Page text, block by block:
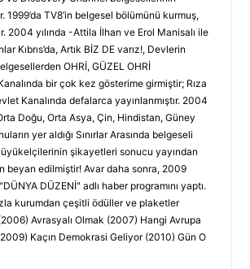
TV8’in belgesel bölümünü kurmuş,
2004 yılında -Attila İlhan ve Erol Manisalı ile
Kıbrıs’da, Artık BİZ DE varız!, Devlerin
OHRİ, GÜZEL OHRİ
bir çok kez gösterime girmiştir; Rıza
Kanalında defalarca yayınlanmıştır. 2004
Doğu, Orta Asya, Çin, Hindistan, Güney
yer aldığı Sınırlar Arasında belgeseli
şikayetleri sonucu yayından
beyan edilmiştir! Avar daha sonra, 2009
DÜZENİ" adlı haber programını yaptı.
kurumdan çeşitli ödüller ve plaketler
(2006) Avrasyalı Olmak (2007) Hangi Avrupa
Kaçın Demokrasi Geliyor (2010) Gün O